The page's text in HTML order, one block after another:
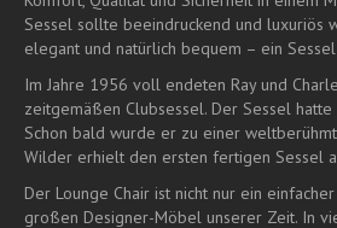
Sessel sollte beeindruckend und luxuriös
elegant und natürlich bequem – ein
Im Jahre 1956 voll endeten Ray und
zeitgemäßen Clubsessel. Der Sessel
Schon bald wurde er zu einer
Wilder erhielt den ersten fertigen Sessel
Der Lounge Chair ist nicht nur ein
großen Designer-Möbel unserer Zeit. In